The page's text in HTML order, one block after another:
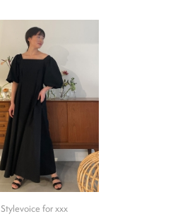
Stylevoice for xxx